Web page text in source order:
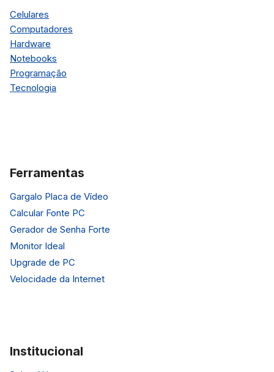
Celulares
Computadores
Hardware
Notebooks
Programação
Tecnologia
Ferramentas
Gargalo Placa de Vídeo
Calcular Fonte PC
Gerador de Senha Forte
Monitor Ideal
Upgrade de PC
Velocidade da Internet
Institucional